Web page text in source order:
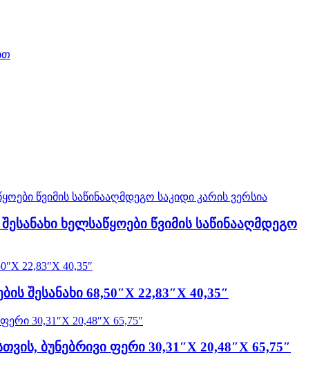
ხელსაწყოები წვიმის საწინააღმდეგო
შესანახი 68,50″X 22,83″X 40,35″
ბუნებრივი ფერი 30,31″X 20,48″X 65,75″